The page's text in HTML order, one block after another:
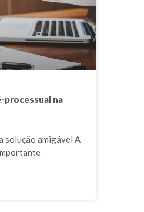
processual na
solução amigável A